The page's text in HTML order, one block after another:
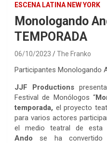
ESCENA LATINA NEW YORK
Monologando
TEMPORADA
06/10/2023 The Franko
Participantes Monologando
JJF Productions
Festival de Monólogos “
temporada, el proyecto
para varios actores
el medio teatral de esta
Ando se ha